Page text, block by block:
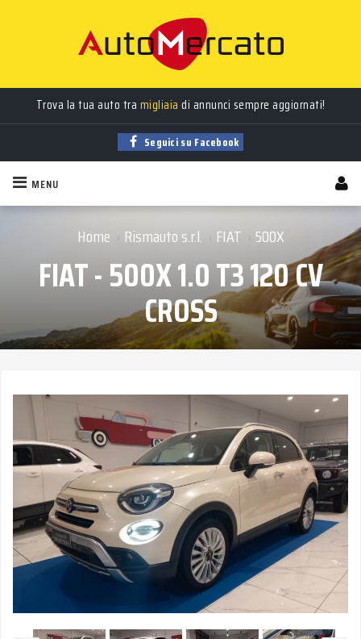
Trova la tua auto tra migliaia di annunci sempre aggiornati!
Seguici su Facebook
MENU
Home › Rismauto s.r.l. › FIAT › 500X
FIAT - 500X 1.0 T3 120 CV
CROSS